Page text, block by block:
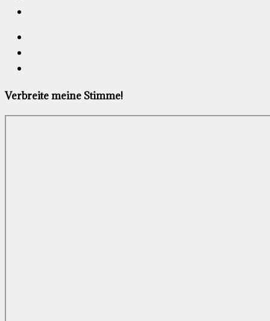
Verbreite meine Stimme!